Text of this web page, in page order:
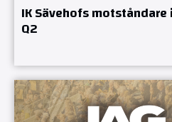
IK Sävehofs motståndare
Q2